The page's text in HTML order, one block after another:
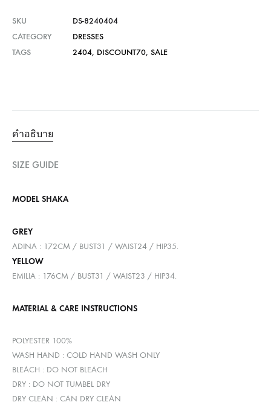
SKU
DS-8240404
CATEGORY
DRESSES
TAGS
2404, DISCOUNT70, SALE
คำอธิบาย
SIZE GUIDE
MODEL SHAKA
GREY
ADINA : 172CM / BUST31 / WAIST24 / HIP35.
YELLOW
EMILIA : 176CM / BUST31 / WAIST23 / HIP34.
MATERIAL & CARE INSTRUCTIONS
POLYESTER 100%
WASH HAND : COLD HAND WASH ONLY
BLEACH : DO NOT BLEACH
DRY : DO NOT TUMBEL DRY
DRY CLEAN : CAN DRY CLEAN